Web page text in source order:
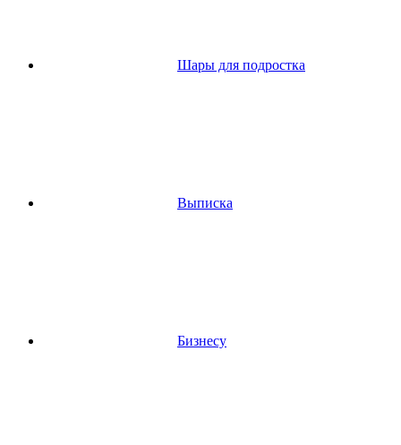
Шары для подростка
Выписка
Бизнесу